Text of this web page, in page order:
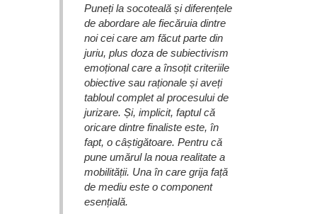
Puneți la socoteală și diferențele
de abordare ale fiecăruia dintre
noi cei care am făcut parte din
juriu, plus doza de subiectivism
emoțional care a însoțit criteriile
obiective sau raționale și aveți
tabloul complet al procesului de
jurizare. Și, implicit, faptul că
oricare dintre finaliste este, în
fapt, o câștigătoare. Pentru că
pune umărul la noua realitate a
mobilității. Una în care grija față
de mediu este o component
esențială.